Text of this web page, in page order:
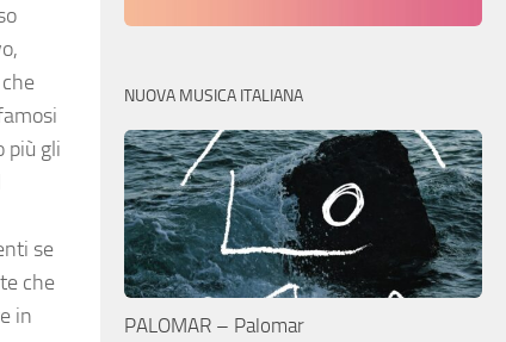
più gli
se
che
in
NUOVA MUSICA ITALIANA
PALOMAR – Palomar